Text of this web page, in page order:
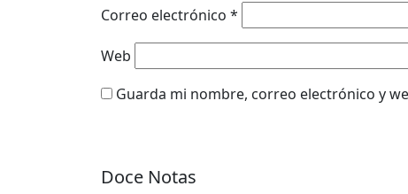
Correo electrónico *
Web
Guarda mi nombre, correo electrónico y
Doce Notas